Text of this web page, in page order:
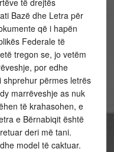
të drejtës
Bazë dhe Letra për
që i hapën
Federale të
tregon se, jo vetëm
por edhe
shprehur përmes letrës
marrëveshje as nuk
të krahasohen, e
e Bërnabiqit është
deri më tani.
model të caktuar.